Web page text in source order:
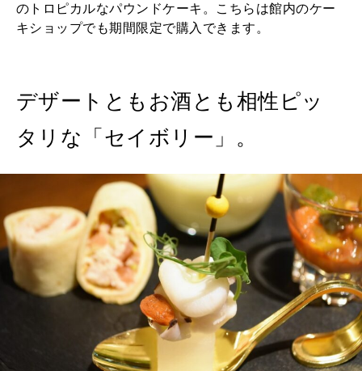
のトロピカルなパウンドケーキ。こちらは館内のケー
キショップでも期間限定で購入できます。
デザートともお酒とも相性ピッ
タリな「セイボリー」。